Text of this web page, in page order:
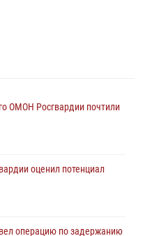
ОМОН Росгвардии почтили
оценил потенциал
операцию по задержанию